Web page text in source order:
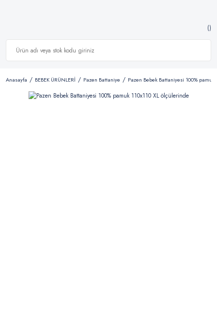
Anasayfa BEBEK ÜRÜNLERİ Pazen Battaniye Pazen Bebek Battaniyesi 100% pamuk